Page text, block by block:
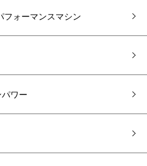
フォーマンスマシン
ワー